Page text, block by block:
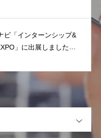
岡】
ビ「インターンシップ&
」に出展しました
ト】